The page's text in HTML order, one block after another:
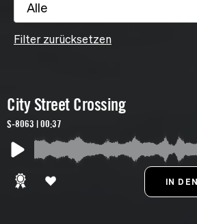
Alle
Filter zurücksetzen
City Street Crossing
S-8063 | 00:37